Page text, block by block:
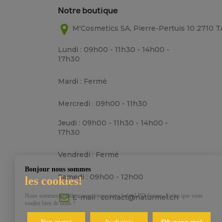
Notre boutique
M'Cosmetics SA, Pierre-Pertuis 10 2710
Lundi : 09h00 - 11h30 - 14h00 -
17h30
Mardi : Fermé
Mercredi : 09h00 - 11h30
Jeudi : 09h00 - 11h30 - 14h00 -
17h30
Vendredi : Fermé
Samedi : 09h00 - 12h00
E-mail :contact@naturmel.ch
Bonjour nous sommes
les cookies!
Nous sommes gentils et nous respectons la loi LPD Suisse. Est-ce que vous
voulez bien de nous ?